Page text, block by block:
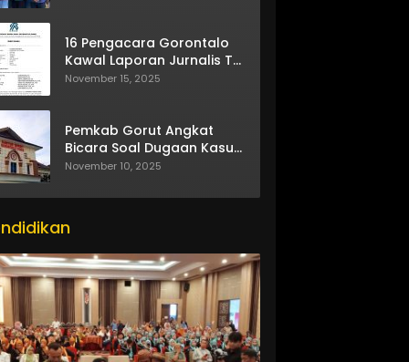
16 Pengacara Gorontalo
Kawal Laporan Jurnalis TV
One
November 15, 2025
Pemkab Gorut Angkat
Bicara Soal Dugaan Kasus
Asusila Oknum ASN
November 10, 2025